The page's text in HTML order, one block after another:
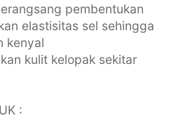
pembentukan
elastisitas sel sehingga
kenyal
kulit kelopak sekitar
: